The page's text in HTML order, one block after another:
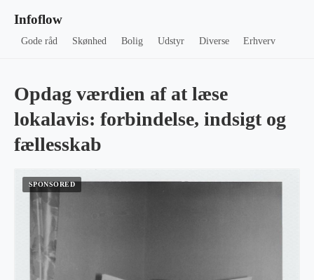
Infoflow
Gode råd Skønhed Bolig Udstyr Diverse Erhverv
Opdag værdien af at læse
lokalavis: forbindelse, indsigt og
fællesskab